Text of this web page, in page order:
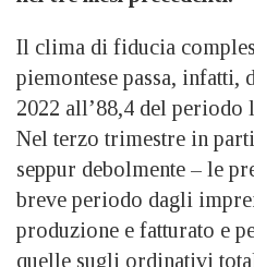
Il clima di fiducia
piemontese passa, infatti,
2022 all’88,4 del periodo
Nel terzo trimestre in
seppur debolmente – le
breve periodo dagli
produzione e fatturato e
quelle sugli ordinativi